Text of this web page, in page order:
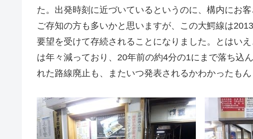
た。出発時刻に近づいているというのに、構内にお客
ご存知の方も多いかと思いますが、この大鰐線は
要望を受けて存続されることになりました。とはい
は年々減っており、20年前の約4分の1にまで落ち込
れた路線廃止も、またいつ発表されるかわかったもん